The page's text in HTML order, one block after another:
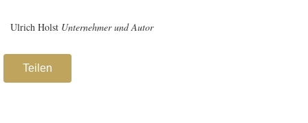
Ulrich Holst Unternehmer und Autor
Teilen